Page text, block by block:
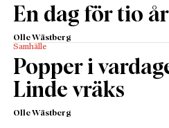
En dag för tio
Olle Wästberg
Samhälle
Popper i
Linde vräks
Olle Wästberg